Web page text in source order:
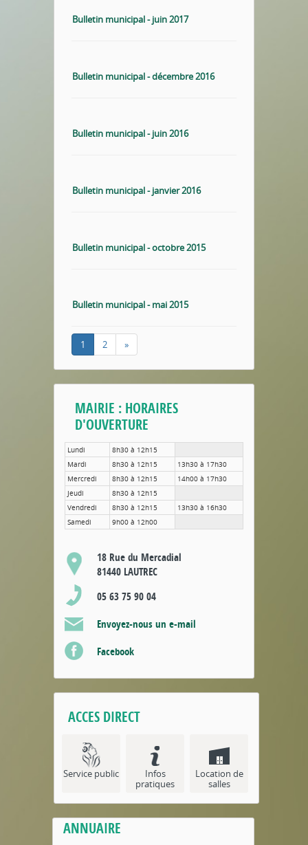
Bulletin municipal - juin 2017
Bulletin municipal - décembre 2016
Bulletin municipal - juin 2016
Bulletin municipal - janvier 2016
Bulletin municipal - octobre 2015
Bulletin municipal - mai 2015
1 2 »
MAIRIE : HORAIRES
D'OUVERTURE
Lundi
8h30 à 12h15
Mardi
8h30 à 12h15
13h30 à 17h30
Mercredi
8h30 à 12h15
14h00 à 17h30
Jeudi
8h30 à 12h15
Vendredi
8h30 à 12h15
13h30 à 16h30
Samedi
9h00 à 12h00
18 Rue du Mercadial
81440 LAUTREC
05 63 75 90 04
Envoyez-nous un e-mail
Facebook
ACCES DIRECT
Service public
Infos
pratiques
Location de
salles
ANNUAIRE